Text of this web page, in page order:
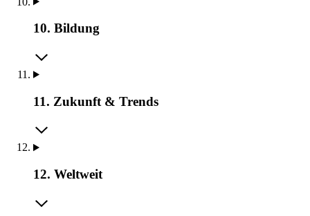
10. Bildung
11. Zukunft & Trends
12. Weltweit